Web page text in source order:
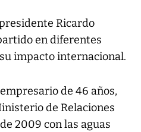
Ricardo
en diferentes
impacto internacional.
de 46 años,
de Relaciones
2009 con las aguas